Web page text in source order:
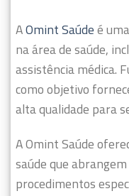
AOmint Saúdeé
na área de saúde,
assistência médica.
como objetivo
alta qualidade para
A Omint Saúde
saúde que
procedimentos